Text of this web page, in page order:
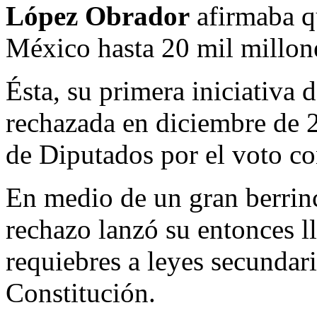
López Obrador afirmaba
México hasta 20 mil
Ésta, su primera iniciativa
rechazada en diciembre de
de Diputados por el voto
En medio de un gran
rechazo lanzó su entonces
requiebres a leyes
Constitución.